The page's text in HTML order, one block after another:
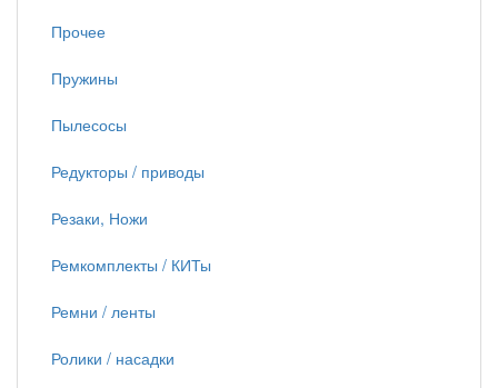
Прочее
Пружины
Пылесосы
Редукторы / приводы
Резаки, Ножи
Ремкомплекты / КИТы
Ремни / ленты
Ролики / насадки